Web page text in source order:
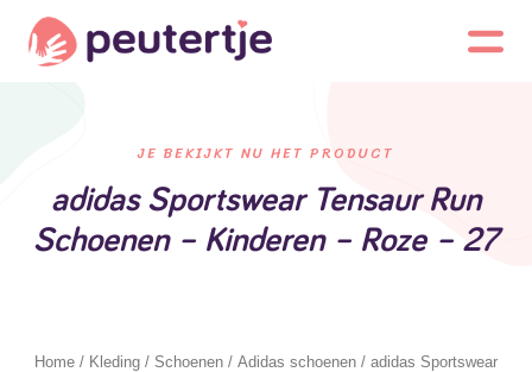
JE BEKIJKT NU HET PRODUCT
adidas Sportswear Tensaur Run
Schoenen – Kinderen – Roze – 27
Home / Kleding / Schoenen / Adidas schoenen / adidas Sportswear